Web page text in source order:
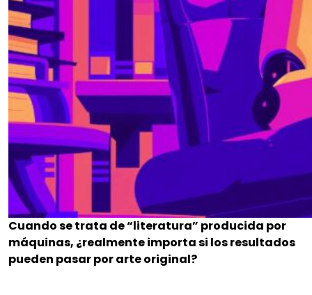
Cuando se trata de “literatura” producida por
máquinas, ¿realmente importa si los resultados
pueden pasar por arte original?